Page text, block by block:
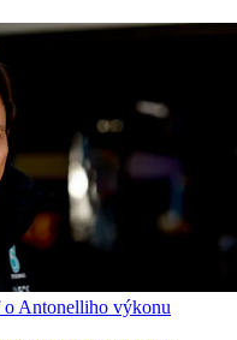
Antonelliho výkonu